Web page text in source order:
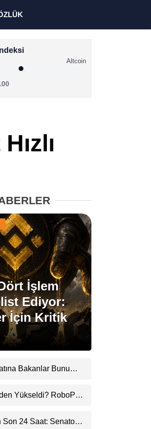
Altcoin Haberleri
XRP Haberleri
Memecoin Haberleri
Stablecoin Haberleri
Facebook
Instagram
Altcoin
İşlem
Ediyor:
İçin Kritik
Bakanlar Bunu
Yükseldi? RoboPay
Son 24 Saat: Senato